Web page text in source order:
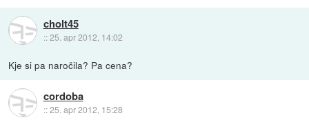
cholt45
::25. apr 2012, 14:02
Kje si pa naročila? Pa cena?
cordoba
::25. apr 2012, 15:28